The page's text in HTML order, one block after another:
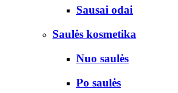
Sausai odai
Saulės kosmetika
Nuo saulės
Po saulės